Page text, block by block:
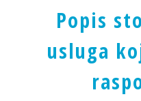
Popis
usluga